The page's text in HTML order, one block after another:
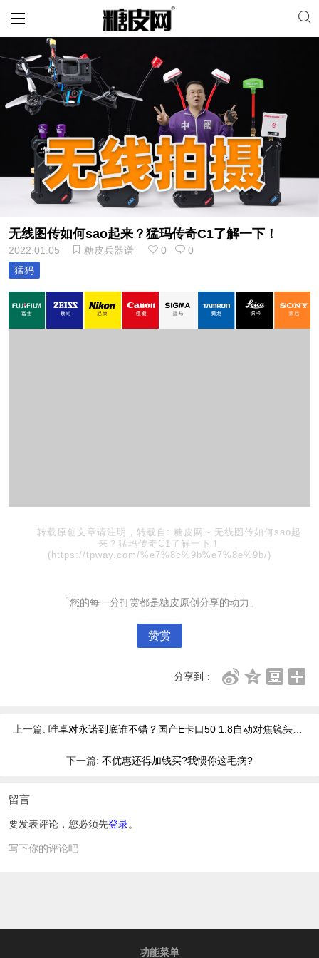
无线图传如何sao起来？猛玛传奇C1了解一下！
2022.01.05 糖皮兵器谱 0
0
猛犸
转载原创文章请注明，转载自: 糖皮网 - 无线图传如何sao起
来？猛玛传奇C1了解一下！
(https://tpway.com/%e7%8c%9b%e7%8e%9b/)
「您的每一分打赏都是糖皮原创分享的动力」
赞赏
分享到：
上一篇: 唯卓对永诺到底谁不错？国产E卡口50 1.8自动对焦镜头大PK
下一篇: 不优惠还得加钱买?我惯你这毛病?
留言
要发表评论，您必须先登录。
写下你的评论吧
功能菜单